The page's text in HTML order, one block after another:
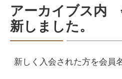
アーカイブス内
新しました。
新しく入会された方を会員